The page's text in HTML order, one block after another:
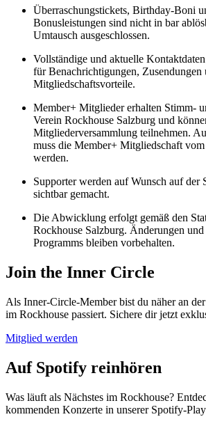
Überraschungstickets, Birthday-Boni
Bonusleistungen sind nicht in bar
Umtausch ausgeschlossen.
Vollständige und aktuelle
für Benachrichtigungen, Zusendungen
Mitgliedschaftsvorteile.
Member+ Mitglieder erhalten Stimm-
Verein Rockhouse Salzburg und
Mitgliederversammlung teilnehmen.
muss die Member+ Mitgliedschaft
werden.
Supporter werden auf Wunsch auf der
sichtbar gemacht.
Die Abwicklung erfolgt gemäß den
Rockhouse Salzburg. Änderungen und
Programms bleiben vorbehalten.
Join the Inner Circle
Als Inner-Circle-Member bist du näher an
im Rockhouse passiert. Sichere dir jetzt
Mitglied werden
Auf Spotify reinhören
Was läuft als Nächstes im Rockhouse?
kommenden Konzerte in unserer Spotify-